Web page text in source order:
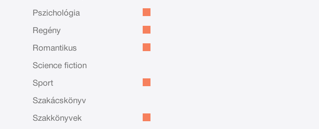
Pszichológia
Regény
Romantikus
Science fiction
Sport
Szakácskönyv
Szakkönyvek